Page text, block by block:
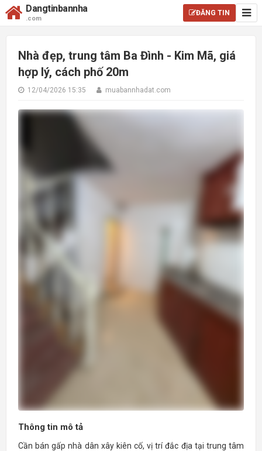
Dangtinbannha
.com
ĐĂNG TIN
Nhà đẹp, trung tâm Ba Đình - Kim Mã, giá
hợp lý, cách phố 20m
12/04/2026 15:35 muabannhadat.com
Thông tin mô tả
Cần bán gấp nhà dân xây kiên cố, vị trí đắc địa tại trung tâm